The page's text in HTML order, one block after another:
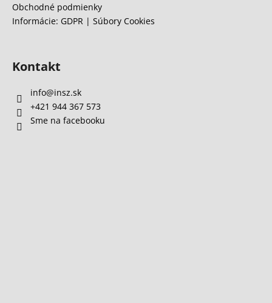
Obchodné podmienky
Informácie: GDPR | Súbory Cookies
Kontakt
info@insz.sk
+421 944 367 573
Sme na facebooku